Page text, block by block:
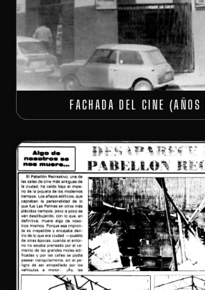
FACHADA DEL CINE